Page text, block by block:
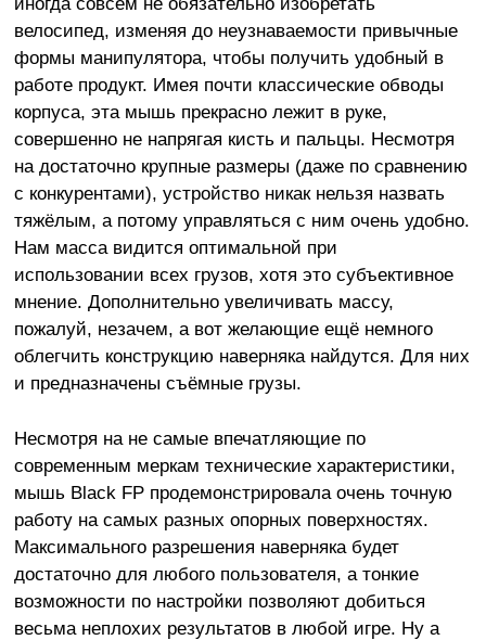
велосипед, изменяя до неузнаваемости привычные
формы манипулятора, чтобы получить удобный в
работе продукт. Имея почти классические обводы
корпуса, эта мышь прекрасно лежит в руке,
совершенно не напрягая кисть и пальцы. Несмотря
на достаточно крупные размеры (даже по сравнению
с конкурентами), устройство никак нельзя назвать
тяжёлым, а потому управляться с ним очень удобно.
Нам масса видится оптимальной при
использовании всех грузов, хотя это субъективное
мнение. Дополнительно увеличивать массу,
пожалуй, незачем, а вот желающие ещё немного
облегчить конструкцию наверняка найдутся. Для них
и предназначены съёмные грузы.
Несмотря на не самые впечатляющие по
современным меркам технические характеристики,
мышь Black FP продемонстрировала очень точную
работу на самых разных опорных поверхностях.
Максимального разрешения наверняка будет
достаточно для любого пользователя, а тонкие
возможности по настройки позволяют добиться
весьма неплохих результатов в любой игре. Ну а